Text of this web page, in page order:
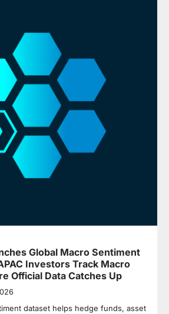
Global Macro Sentiment
Investors Track Macro
Official Data Catches Up
dataset helps hedge funds, asset